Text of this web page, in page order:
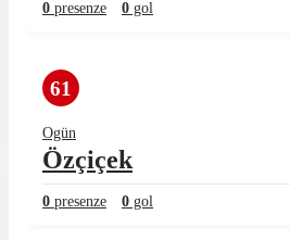
0 presenze 0 gol
61
Ogün
Özçiçek
0 presenze 0 gol